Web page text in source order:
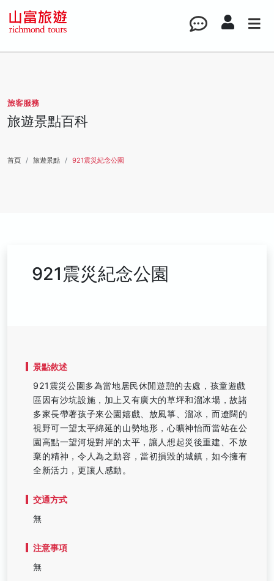
旅客服務
旅遊景點百科
首頁 旅遊景點 921震災紀念公園
921震災紀念公園
景點敘述
921震災公園多為當地居民休閒遊憩的去處，孩童遊戲
區因有沙坑設施，加上又有廣大的草坪和溜冰場，故諸
多家長帶著孩子來公園嬉戲、放風箏、溜冰，而遼闊的
視野可一望太平綿延的山勢地形，心曠神怡而當站在公
園高點一望河堤對岸的太平，讓人想起災後重建、不放
棄的精神，令人為之動容，當初損毀的城鎮，如今擁有
全新活力，更讓人感動。
交通方式
無
注意事項
無